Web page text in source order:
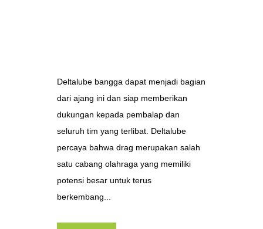
Deltalube bangga dapat menjadi bagian
dari ajang ini dan siap memberikan
dukungan kepada pembalap dan
seluruh tim yang terlibat. Deltalube
percaya bahwa drag merupakan salah
satu cabang olahraga yang memiliki
potensi besar untuk terus
berkembang...